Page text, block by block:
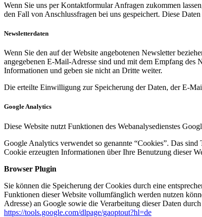
Wenn Sie uns per Kontaktformular Anfragen zukommen
den Fall von Anschlussfragen bei uns gespeichert. Diese
Newsletterdaten
Wenn Sie den auf der Website angebotenen Newsletter
angegebenen E-Mail-Adresse sind und mit dem Empfang des
Informationen und geben sie nicht an Dritte weiter.
Die erteilte Einwilligung zur Speicherung der Daten, der E-
Google Analytics
Diese Website nutzt Funktionen des Webanalysedienstes
Google Analytics verwendet so genannte “Cookies”. Das
Cookie erzeugten Informationen über Ihre Benutzung dieser
Browser Plugin
Sie können die Speicherung der Cookies durch eine
Funktionen dieser Website vollumfänglich werden nutzen
Adresse) an Google sowie die Verarbeitung dieser Daten
https://tools.google.com/dlpage/gaoptout?hl=de